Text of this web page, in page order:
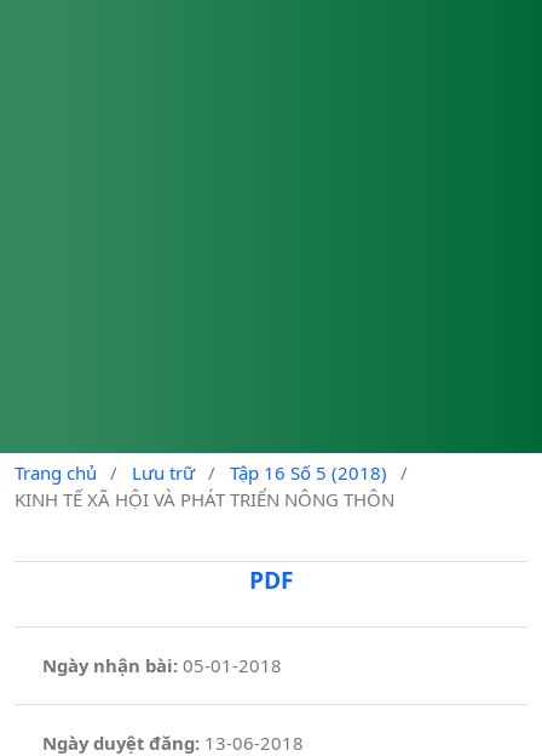
Trang chủ / Lưu trữ / Tập 16 Số 5 (2018)
/
KINH TẾ XÃ HỘI VÀ PHÁT TRIỂN NÔNG THÔN
PDF
Ngày nhận bài: 05-01-2018
Ngày duyệt đăng:13-06-2018